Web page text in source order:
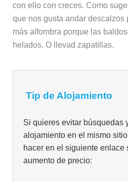
con ello con creces. Como
que nos gusta andar descalzos
más alfombra porque las
helados. O llevad zapatillas.
Tip de Alojamiento
Si quieres evitar búsquedas
alojamiento en el mismo
hacer en el siguiente enlace
aumento de precio: